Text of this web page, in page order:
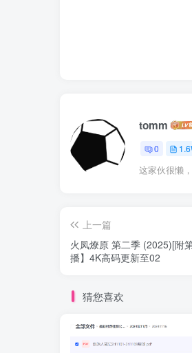
tomm
0
这家伙很懒
上一篇
火凤燎原 第二季 (2025)[附
猜您喜欢